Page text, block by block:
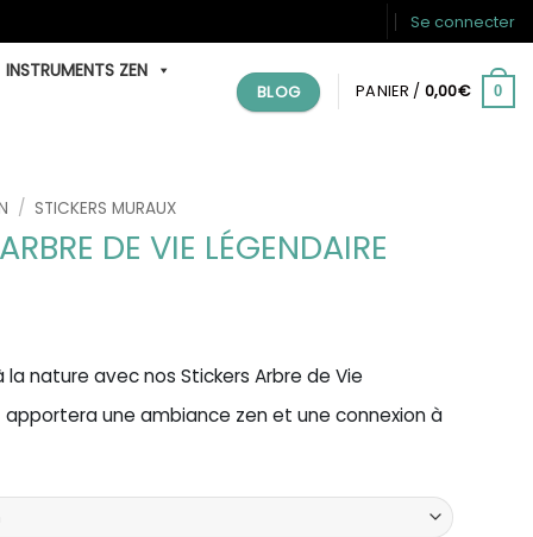
Se connecter
INSTRUMENTS ZEN
BLOG PANIER / 0,00€ 0
/ STICKERS MURAUX
DE VIE LÉGENDAIRE
nature avec nos Stickers Arbre de Vie
une ambiance zen et une connexion à